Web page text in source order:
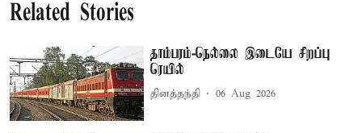
Related Stories
தாம்பரம்-நெல்லை இடையே சிறப்பு
ரெயில்
தினத்தந்தி 06 Aug 2026